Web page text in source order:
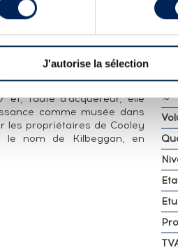
J'autorise la sélection
en Irlande. Elle est
le nom de Locke's qu'en
Elle demeure dans la famille
Locke & Co. La Guerre
1924 et 1931. En difficulté
et, faute d'acquéreur, elle
comme musée dans
les propriétaires de Cooley
le nom de Kilbeggan, en
%